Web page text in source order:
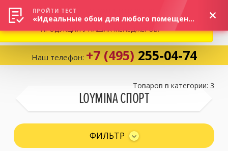
Избранное:0 товаров
Наш телефон: +7 (495) 255-04-74
LOYMINA СПОРТ
Товаров в категории: 3
ФИЛЬТР
ВНИМАНИЕ! В СВЯЗИ С СИТУАЦИЕЙ НА РЫНКЕ, ПРОСИМ
УТОЧНЯТЬ АКТУАЛЬНУЮ СТОИМОСТЬ И НАЛИЧИЕ
ПРОДУКЦИИ У НАШИХ МЕНЕДЖЕРОВ.
ПРОЙТИ ТЕСТ
«Идеальные обои для любого помещения!»